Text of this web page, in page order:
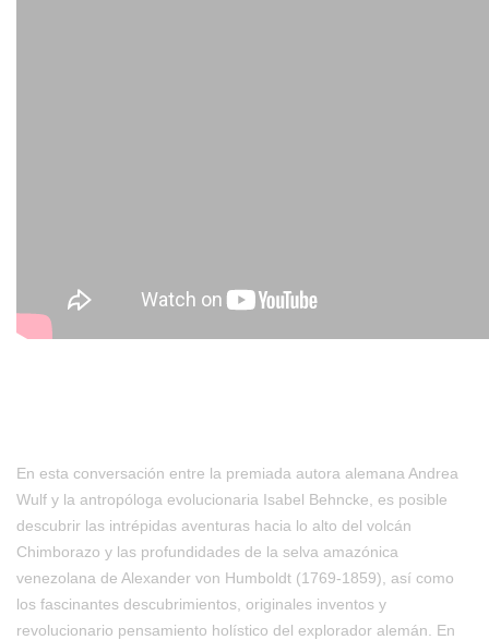
En esta conversación entre la premiada autora alemana Andrea
Wulf y la antropóloga evolucionaria Isabel Behncke, es posible
descubrir las intrépidas aventuras hacia lo alto del volcán
Chimborazo y las profundidades de la selva amazónica
venezolana de Alexander von Humboldt (1769-1859), así como
los fascinantes descubrimientos, originales inventos y
revolucionario pensamiento holístico del explorador alemán. En